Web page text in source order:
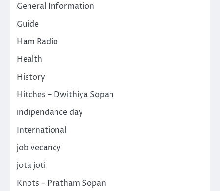
General Information
Guide
Ham Radio
Health
History
Hitches – Dwithiya Sopan
indipendance day
International
job vecancy
jota joti
Knots – Pratham Sopan